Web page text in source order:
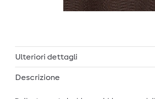
Ulteriori dettagli
Descrizione